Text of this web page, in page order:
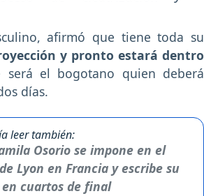
afirmó que tiene toda su
y pronto estará dentro
será el bogotano quien deberá
días.
leer también:
Osorio se impone en el
Lyon en Francia y escribe su
cuartos de final